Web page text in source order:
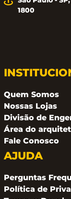
1800
Quem Somos
Nossas Lojas
Divisão de
Área do
Fale Conosco
AJUDA
Perguntas
Política de